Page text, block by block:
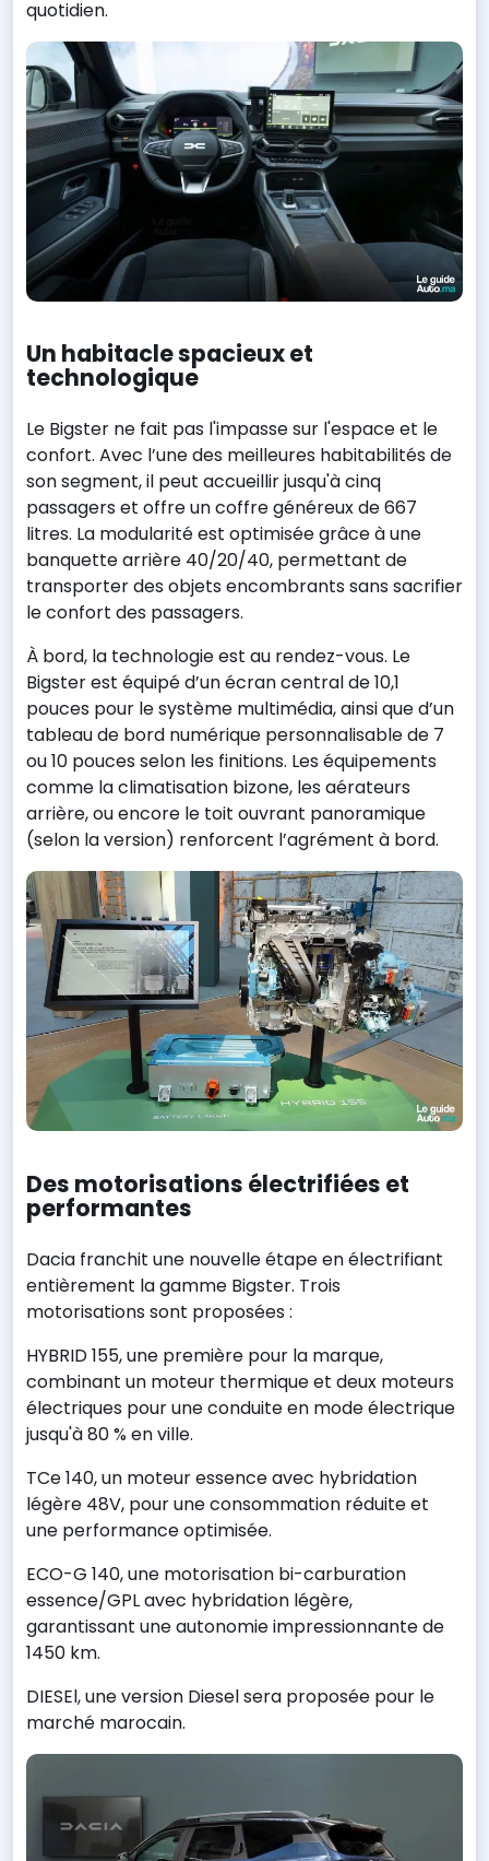
quotidien.
Un habitacle spacieux et
technologique
Le Bigster ne fait pas l'impasse sur l'espace et le
confort. Avec l’une des meilleures habitabilités de
son segment, il peut accueillir jusqu'à cinq
passagers et offre un coffre généreux de 667
litres. La modularité est optimisée grâce à une
banquette arrière 40/20/40, permettant de
transporter des objets encombrants sans sacrifier
le confort des passagers.
À bord, la technologie est au rendez-vous. Le
Bigster est équipé d’un écran central de 10,1
pouces pour le système multimédia, ainsi que d’un
tableau de bord numérique personnalisable de 7
ou 10 pouces selon les finitions. Les équipements
comme la climatisation bizone, les aérateurs
arrière, ou encore le toit ouvrant panoramique
(selon la version) renforcent l’agrément à bord.
Des motorisations électrifiées et
performantes
Dacia franchit une nouvelle étape en électrifiant
entièrement la gamme Bigster. Trois
motorisations sont proposées :
HYBRID 155, une première pour la marque,
combinant un moteur thermique et deux moteurs
électriques pour une conduite en mode électrique
jusqu'à 80 % en ville.
TCe 140, un moteur essence avec hybridation
légère 48V, pour une consommation réduite et
une performance optimisée.
ECO-G 140, une motorisation bi-carburation
essence/GPL avec hybridation légère,
garantissant une autonomie impressionnante de
1450 km.
DIESEl, une version Diesel sera proposée pour le
marché marocain.